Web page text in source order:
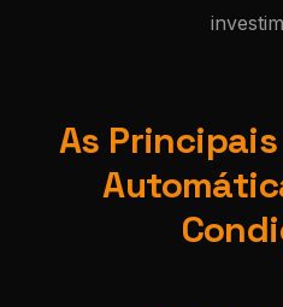
As